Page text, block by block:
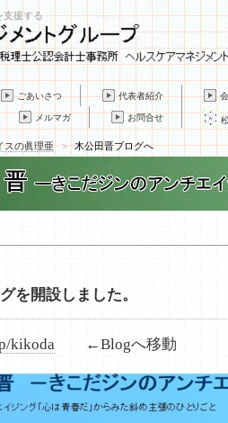
支援する
ごあいさつ 代表者紹介
メルマガ お問合せ
スの眞理亜 > 木公田晋ブログへ
を開設しました。
kikoda←Blogへ移動